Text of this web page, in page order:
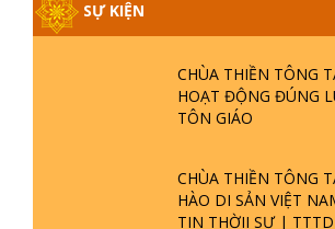
11 Người tu thiền tông đúng thì
của họ như thế nào?
80 Tại sao thiền tông là pháp
nhât trở về phật
1 2